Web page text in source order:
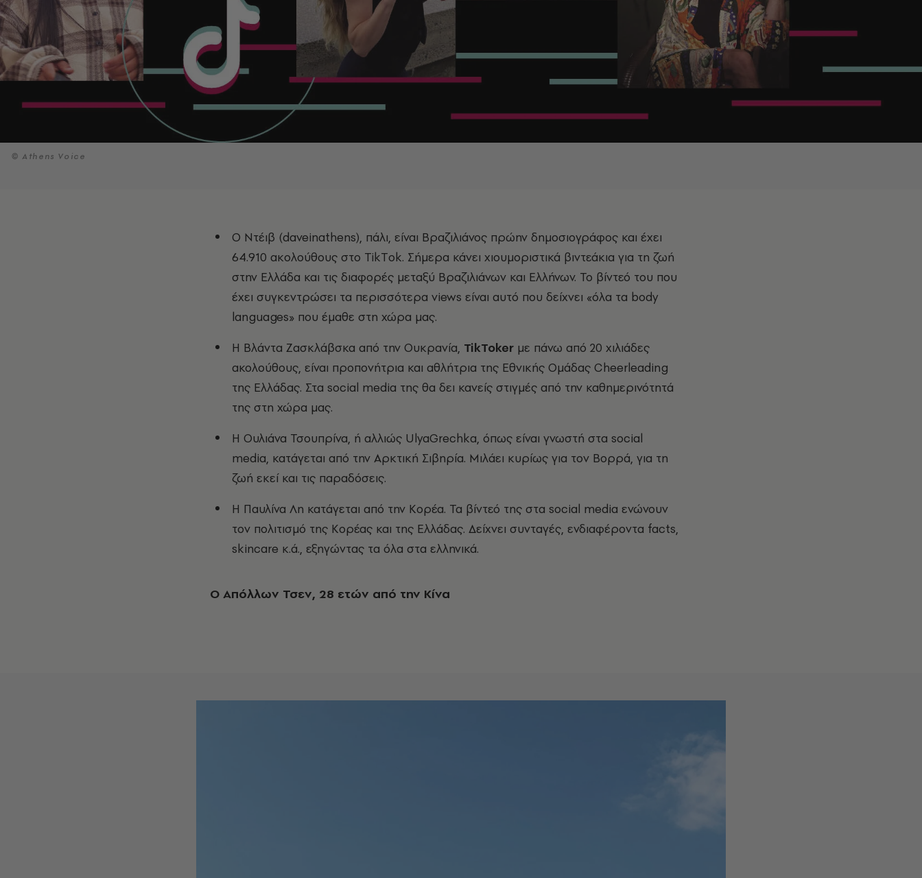
© Athens Voice
O Ντέιβ (daveinathens), πάλι, είναι Βραζιλιάνος πρώην δημοσιογράφος και έχει
64.910 ακoλούθους στο TikΤok. Σήμερα κάνει χιουμοριστικά βιντεάκια για τη ζωή
στην Ελλάδα και τις διαφορές μεταξύ Βραζιλιάνων και Ελλήνων. Το βίντεό του που
έχει συγκεντρώσει τα περισσότερα views είναι αυτό που δείχνει «όλα τα body
languages» που έμαθε στη χώρα μας.
Η Βλάντα Ζασκλάβσκα από την Ουκρανία, TikToker με πάνω από 20 χιλιάδες
ακολούθους, είναι προπονήτρια και αθλήτρια της Εθνικής Ομάδας Cheerleading
της Ελλάδας. Στα social media της θα δει κανείς στιγμές από την καθημερινότητά
της στη χώρα μας.
Η Ουλιάνα Τσουπρίνα, ή αλλιώς UlyaGrechka, όπως είναι γνωστή στα social
media, κατάγεται από την Αρκτική Σιβηρία. Μιλάει κυρίως για τον Βορρά, για τη
ζωή εκεί και τις παραδόσεις.
Η Παυλίνα Λη κατάγεται από την Κορέα. Τα βίντεό της στα social media ενώνουν
τον πολιτισμό της Κορέας και της Ελλάδας. Δείχνει συνταγές, ενδιαφέροντα facts,
skincare κ.ά., εξηγώντας τα όλα στα ελληνικά.
Ο Απόλλων Τσεν, 28 ετών από την Κίνα